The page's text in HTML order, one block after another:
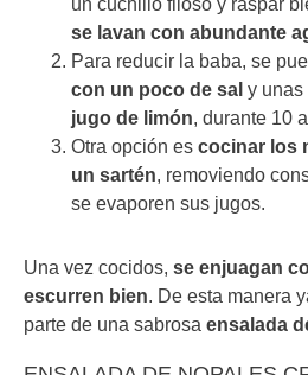
un cuchillo filoso y raspar
se lavan con abundante
Para reducir la baba, se
con un poco de sal y unas
jugo de limón, durante 10
Otra opción es cocinar los
un sartén, removiendo
se evaporen sus jugos.
Una vez cocidos, se enjuagan
escurren bien. De esta manera
parte de una sabrosa ensalada